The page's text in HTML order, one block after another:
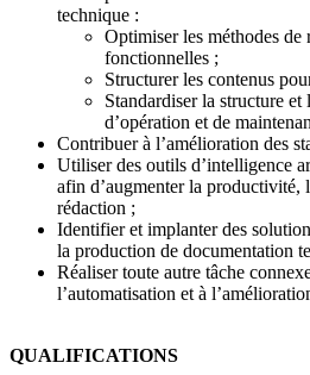
technique :
Optimiser les méthodes de
fonctionnelles ;
Structurer les contenus
Standardiser la structure et
d’opération et de
Contribuer à l’amélioration des
Utiliser des outils d’intelligence
afin d’augmenter la productivité,
rédaction ;
Identifier et implanter des
la production de documentation
Réaliser toute autre tâche
l’automatisation et à
QUALIFICATIONS